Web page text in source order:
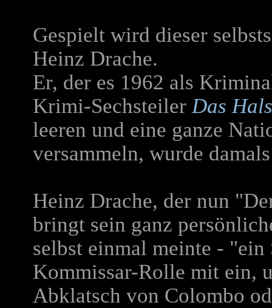
Gespielt wird dieser
Heinz Drache.
Er, der es 1962 als
Krimi-SechsteilerDas
leeren und eine ganze
versammeln, wurde
Heinz Drache, der nun
bringt sein ganz
selbst einmal meinte -
Kommissar-Rolle mit ein,
Abklatsch von Colombo